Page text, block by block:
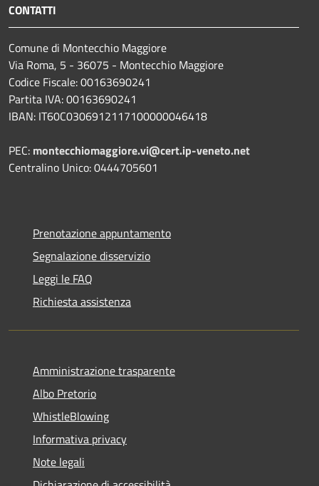
CONTATTI
Comune di Montecchio Maggiore
Via Roma, 5 - 36075 - Montecchio Maggiore
Codice Fiscale: 00163690241
Partita IVA: 00163690241
IBAN: IT60C0306912117100000046418
PEC: montecchiomaggiore.vi@cert.ip-veneto.net
Centralino Unico: 0444705601
Prenotazione appuntamento
Segnalazione disservizio
Leggi le FAQ
Richiesta assistenza
Amministrazione trasparente
Albo Pretorio
WhistleBlowing
Informativa privacy
Note legali